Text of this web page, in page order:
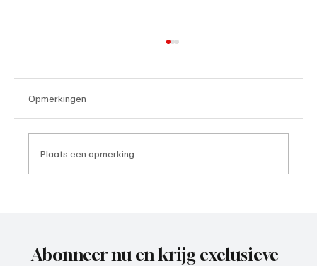
Opmerkingen
Plaats een opmerking...
Abonneer nu en krijg exclusieve